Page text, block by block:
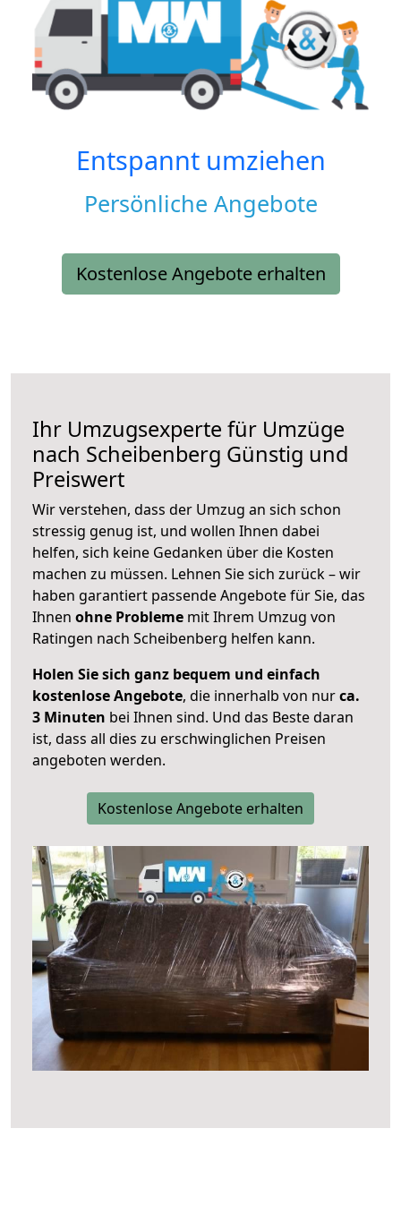
Entspannt umziehen
Persönliche Angebote
Kostenlose Angebote erhalten
Ihr Umzugsexperte für Umzüge
nach Scheibenberg Günstig und
Preiswert
Wir verstehen, dass der Umzug an sich schon
stressig genug ist, und wollen Ihnen dabei
helfen, sich keine Gedanken über die Kosten
machen zu müssen. Lehnen Sie sich zurück – wir
haben garantiert passende Angebote für Sie, das
Ihnen ohne Probleme mit Ihrem Umzug von
Ratingen nach Scheibenberg helfen kann.
Holen Sie sich ganz bequem und einfach
kostenlose Angebote, die innerhalb von nurca.
3 Minuten bei Ihnen sind. Und das Beste daran
ist, dass all dies zu erschwinglichen Preisen
angeboten werden.
Kostenlose Angebote erhalten